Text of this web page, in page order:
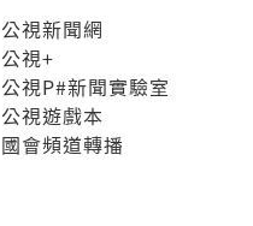
公視新聞網
公視+
公視P#新聞實驗室
公視遊戲本
國會頻道轉播